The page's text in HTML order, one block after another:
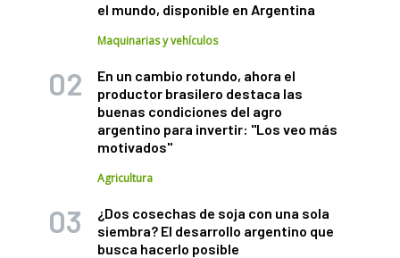
el mundo, disponible en Argentina
Maquinarias y vehículos
En un cambio rotundo, ahora el
productor brasilero destaca las
buenas condiciones del agro
argentino para invertir: "Los veo más
motivados"
Agricultura
¿Dos cosechas de soja con una sola
siembra? El desarrollo argentino que
busca hacerlo posible